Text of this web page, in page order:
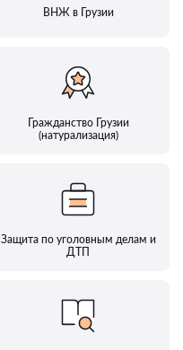
ВНЖ в Грузии
Гражданство Грузии
(натурализация)
Защита по уголовным делам и
ДТП